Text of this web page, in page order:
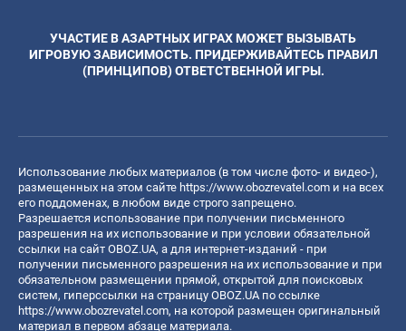
УЧАСТИЕ В АЗАРТНЫХ ИГРАХ МОЖЕТ ВЫЗЫВАТЬ
ИГРОВУЮ ЗАВИСИМОСТЬ. ПРИДЕРЖИВАЙТЕСЬ ПРАВИЛ
(ПРИНЦИПОВ) ОТВЕТСТВЕННОЙ ИГРЫ.
Использование любых материалов (в том числе фото- и видео-),
размещенных на этом сайте https://www.obozrevatel.com и на всех
его поддоменах, в любом виде строго запрещено.
Разрешается использование при получении письменного
разрешения на их использование и при условии обязательной
ссылки на сайт OBOZ.UA, а для интернет-изданий - при
получении письменного разрешения на их использование и при
обязательном размещении прямой, открытой для поисковых
систем, гиперссылки на страницу OBOZ.UA по ссылке
https://www.obozrevatel.com, на которой размещен оригинальный
материал в первом абзаце материала.